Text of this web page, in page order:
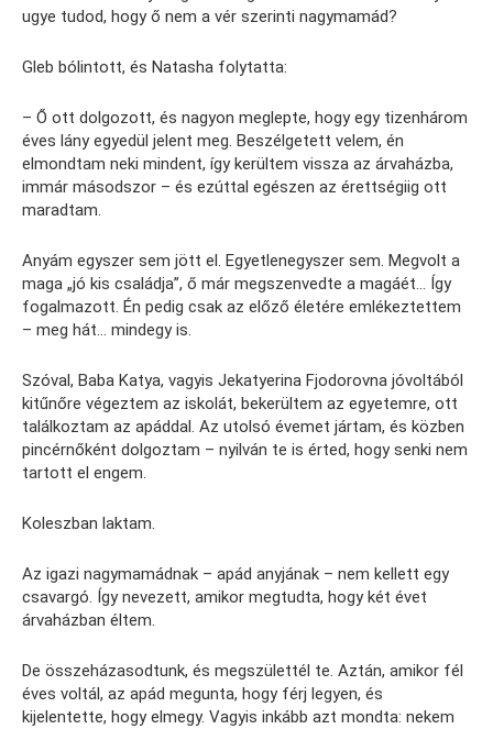
ugye tudod, hogy ő nem a vér szerinti nagymamád?
Gleb bólintott, és Natasha folytatta:
– Ő ott dolgozott, és nagyon meglepte, hogy egy tizenhárom
éves lány egyedül jelent meg. Beszélgetett velem, én
elmondtam neki mindent, így kerültem vissza az árvaházba,
immár másodszor – és ezúttal egészen az érettségiig ott
maradtam.
Anyám egyszer sem jött el. Egyetlenegyszer sem. Megvolt a
maga „jó kis családja”, ő már megszenvedte a magáét… Így
fogalmazott. Én pedig csak az előző életére emlékeztettem
– meg hát… mindegy is.
Szóval, Baba Katya, vagyis Jekatyerina Fjodorovna jóvoltából
kitűnőre végeztem az iskolát, bekerültem az egyetemre, ott
találkoztam az apáddal. Az utolsó évemet jártam, és közben
pincérnőként dolgoztam – nyilván te is érted, hogy senki nem
tartott el engem.
Koleszban laktam.
Az igazi nagymamádnak – apád anyjának – nem kellett egy
csavargó. Így nevezett, amikor megtudta, hogy két évet
árvaházban éltem.
De összeházasodtunk, és megszülettél te. Aztán, amikor fél
éves voltál, az apád megunta, hogy férj legyen, és
kijelentette, hogy elmegy. Vagyis inkább azt mondta: nekem